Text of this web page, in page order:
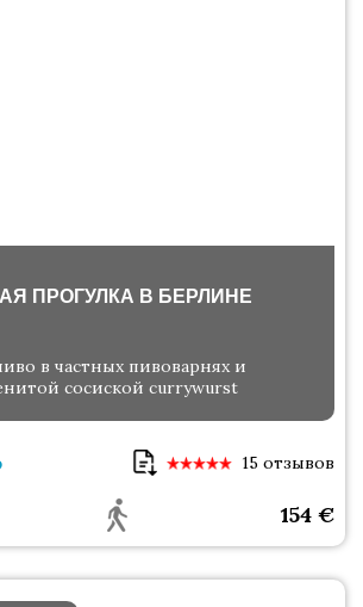
ПРОГУЛКА В БЕРЛИНЕ
в частных пивоварнях и
сосиской currywurst
15 отзывов
154 €